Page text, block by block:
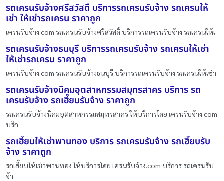
รถเครนรับจ้างศรีสวัสดิ์ บริการรถเครนรับจ้าง รถเครนให้
เช่า ให้เช่ารถเครน ราคาถูก
เครนรับจ้าง.com รถเครนรับจ้างศรีสวัสดิ์ บริการรถเครนรับจ้าง รถเครนให้เ
รถเครนรับจ้างธนบุรี บริการรถเครนรับจ้าง รถเครนให้เช่า
ให้เช่ารถเครน ราคาถูก
เครนรับจ้าง.com รถเครนรับจ้างธนบุรี บริการรถเครนรับจ้าง รถเครนให้เช่า
รถเครนรับจ้างนิคมอุตสาหกรรมสมุทรสาคร บริการ รถ
เครนรับจ้าง รถเฮี๊ยบรับจ้าง ราคาถูก
รถเครนรับจ้างนิคมอุตสาหกรรมสมุทรสาคร ให้บริการโดย เครนรับจ้าง.com
บริก
รถเฮี๊ยบให้เช่าพานทอง บริการ รถเครนรับจ้าง รถเฮี๊ยบรับ
จ้าง ราคาถูก
รถเฮี๊ยบให้เช่าพานทอง ให้บริการโดย เครนรับจ้าง.com บริการ รถเครนรับ
จ้า